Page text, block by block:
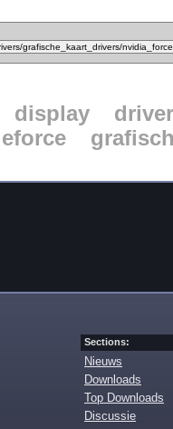
display
driver
Sections:
Nieuws
Downloads
Top Downloads
Discussie